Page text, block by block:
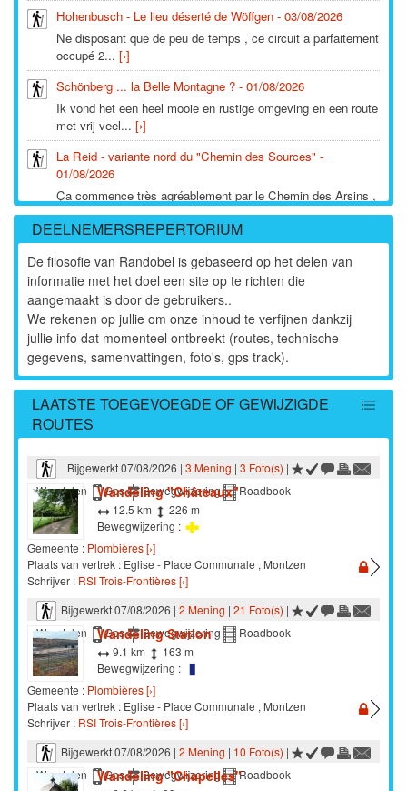
Hohenbusch - Le lieu déserté de Wöffgen - 03/08/2026
Ne disposant que de peu de temps , ce circuit a parfaitement
occupé 2... [›]
Schönberg ... la Belle Montagne ? - 01/08/2026
Ik vond het een heel mooie en rustige omgeving en een route
met vrij veel... [›]
La Reid - variante nord du "Chemin des Sources" -
01/08/2026
Ça commence très agréablement par le Chemin des Arsins ,
mais le...[›]
Solwaster ; balade entre Hoëgne et Statte - 01/08/2026
Aujourd'hui le mercure allait grimper , et pas en bourse !
Alors , où...[›]
La Reid - Le Chafour - 01/08/2026
Circuit parcouru en grande partie au cours d'un plus large
tour , soit de...[›]
NG 20 - Nassogne - Promenade du Vieux Bon Dieu -
31/07/2026
Sans avis général car nous n'avons fait qu'une petite partie
de la...[›]
NG 17 - Nassogne - Promenade Saint-Léonard - 31/07/2026
On apprécie beaucoup la campagne à la sortie de Nassogne
en début de...[›]
NG 14 - Masbourg - Promenade de Nauchène - 31/07/2026
En voilà une bien belle balade !!!
Il y a 2 cabanons pour une...
Moulin du Broukay - Boucle verte - 30/07/2026
De retour avec de jeunes enfants sur cette facile balade .
Les animaux...[›]
DEELNEMERSREPERTORIUM
De filosofie van Randobel is gebaseerd op het delen van
informatie met het doel een site op te richten die
aangemaakt is door de gebruikers..
We rekenen op jullie om onze inhoud te verfijnen dankzij
jullie info dat momenteel ontbreekt (routes, technische
gegevens, samenvattingen, foto's, gps track).
LAATSTE TOEGEVOEGDE OF GEWIJZIGDE
ROUTES
Bijgewerkt 07/08/2026 | 3 Mening | 3 Foto(s) |
Wandelen
Gps Bewegwijzering Roadbook
Wandeling "Châteaux"
12.5 km
226 m
Bewegwijzering :
Gemeente : Plombières [›]
Plaats van vertrek : Eglise - Place Communale , Montzen
Schrijver : RSI Trois-Frontières [›]
Bijgewerkt 07/08/2026 | 2 Mening | 21 Foto(s) |
Wandelen
Gps Bewegwijzering Roadbook
Wandeling Station
9.1 km
163 m
Bewegwijzering :
Gemeente : Plombières [›]
Plaats van vertrek : Eglise - Place Communale , Montzen
Schrijver : RSI Trois-Frontières [›]
Bijgewerkt 07/08/2026 | 2 Mening | 10 Foto(s) |
Wandelen
Gps Bewegwijzering Roadbook
Wandeling "Chapelles"